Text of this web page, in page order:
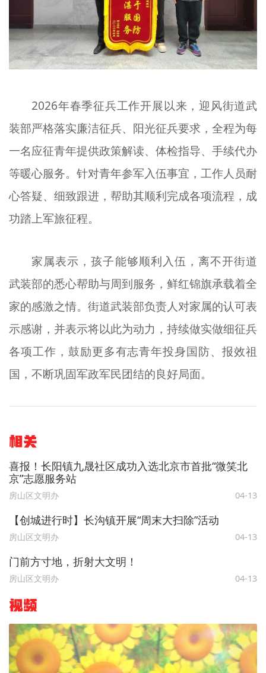
2026年春季征兵工作开展以来，迎风街道武
装部严格落实廉洁征兵、阳光征兵要求，全程为每
一名应征青年提供政策解读、体检指导、手续代办
等暖心服务。针对青年参军入伍事宜，工作人员耐
心答疑、细致跟进，帮助其顺利完成各项流程，成
功踏上军旅征程。
家属表示，孩子能够顺利入伍，离不开街道
武装部的悉心帮助与周到服务，鲜红锦旗承载着全
家的感激之情。街道武装部负责人对家属的认可表
示感谢，并表示将以此为动力，持续做实做细征兵
各项工作，鼓励更多有志青年投身国防、报效祖
国，不断巩固军政军民团结的良好局面。
相关
喜报！长阳镇九晟社区成功入选北京市首批“微笑北
京”志愿服务站
房山区文明办 04-13
【创城进行时】长沟镇开展“周末大扫除”活动
房山区文明办 04-13
门前方寸地，折射大文明！
房山区文明办 04-13
视频